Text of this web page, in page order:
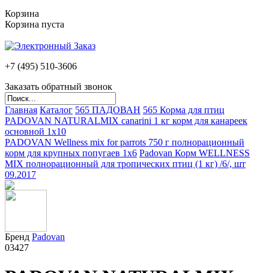
Корзина
Корзина пуста
+7 (495) 510-3606
Заказать обратный звонок
Главная Каталог 565 ПАДОВАН 565 Корма для птиц
PADOVAN NATURALMIX canarini 1 кг корм для канареек
основной 1х10
PADOVAN Wellness mix for parrots 750 г полнорационный
корм для крупных попугаев 1х6 Padovan Корм WELLNESS
MIX полнорационный для тропических птиц (1 кг) /6/, шт
09.2017
Бренд Padovan
03427